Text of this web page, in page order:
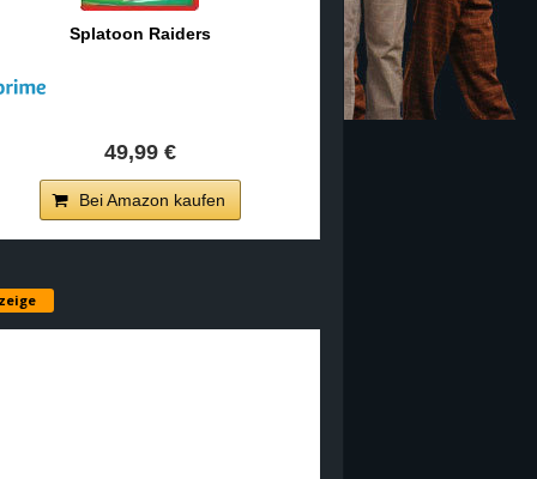
Splatoon Raiders
49,99 €
Bei Amazon kaufen